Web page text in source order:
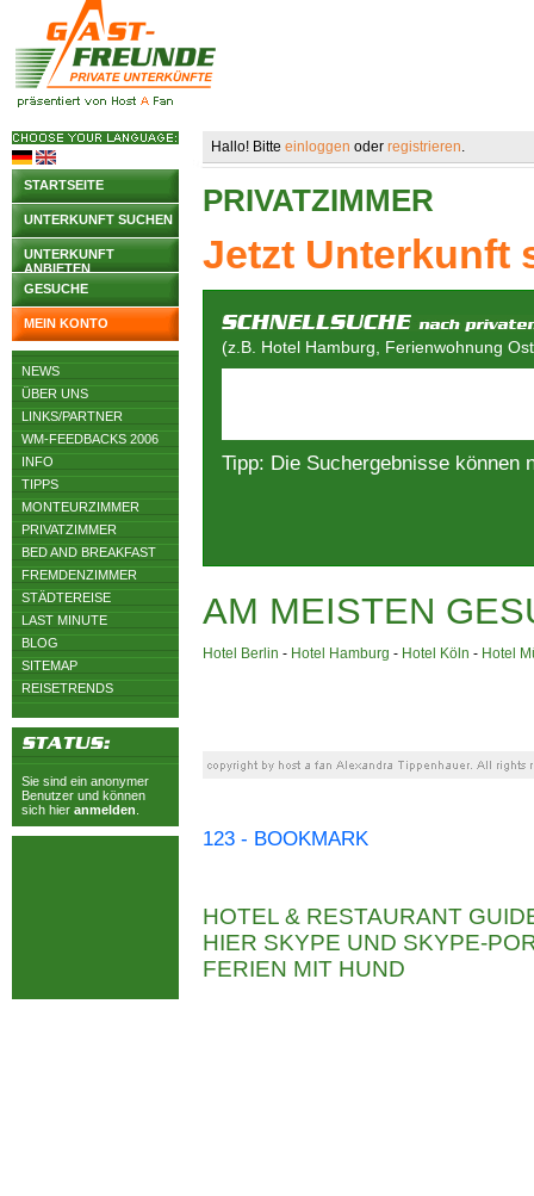
STARTSEITE
UNTERKUNFT SUCHEN
UNTERKUNFT
ANBIETEN
GESUCHE
MEIN KONTO
NEWS
ÜBER UNS
LINKS/PARTNER
WM-FEEDBACKS 2006
INFO
TIPPS
MONTEURZIMMER
PRIVATZIMMER
BED AND BREAKFAST
FREMDENZIMMER
STÄDTEREISE
LAST MINUTE
BLOG
SITEMAP
REISETRENDS
Sie sind ein anonymer
Benutzer und können
sich hier anmelden
Hallo! Bitte einloggen oder registrieren.
PRIVATZIMMER
Jetzt Unterkunft
(z.B. Hotel Hamburg, Ferienwohnung
Tipp: Die Suchergebnisse können
AM MEISTEN
Hotel Berlin - Hotel Hamburg - Hotel Köln - Hotel
123 - BOOKMARK
HOTEL & RESTAURANT
HIER SKYPE UND SKYPE-
FERIEN MIT HUND